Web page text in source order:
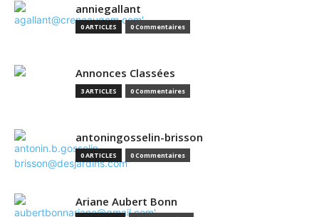
anniegallant
0 ARTICLES 0 Commentaires
Annonces Classées
3 ARTICLES 0 Commentaires
antoningosselin-brisson
0 ARTICLES 0 Commentaires
Ariane Aubert Bonn